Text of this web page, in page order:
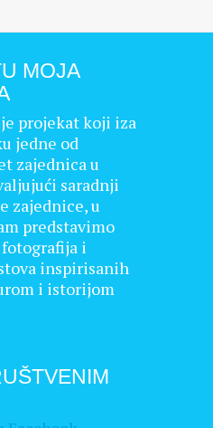
MOJA
projekat koji iza
jedne od
zajednica u
saradnji
zajednice, u
predstavimo
i
inspirisanih
i istorijom